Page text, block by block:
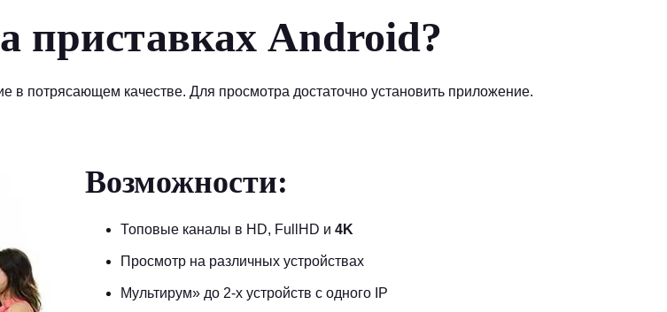
приставках Android?
в потрясающем качестве. Для просмотра достаточно установить приложение.
Возможности:
Топовые каналы в HD, FullHD и 4K
Просмотр на различных устройствах
Мультирум» до 2-х устройств с одного IP